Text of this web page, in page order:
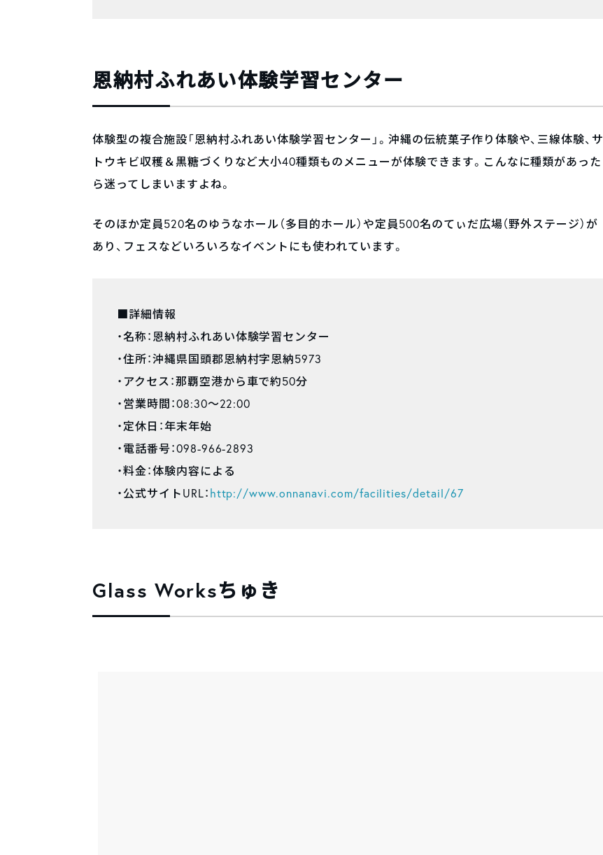
恩納村ふれあい体験学習センター
体験型の複合施設「恩納村ふれあい体験学習センター」。沖縄の伝統菓子作り体験や、三線体験、サ
トウキビ収穫＆黒糖づくりなど大小40種類ものメニューが体験できます。こんなに種類があった
ら迷ってしまいますよね。
そのほか定員520名のゆうなホール（多目的ホール）や定員500名のてぃだ広場（野外ステージ）が
あり、フェスなどいろいろなイベントにも使われています。
■詳細情報
・名称：恩納村ふれあい体験学習センター
・住所：沖縄県国頭郡恩納村字恩納5973
・アクセス：那覇空港から車で約50分
・営業時間：08:30～22:00
・定休日：年末年始
・電話番号：098-966-2893
・料金：体験内容による
・公式サイトURL：http://www.onnanavi.com/facilities/detail/67
Glass Worksちゅき